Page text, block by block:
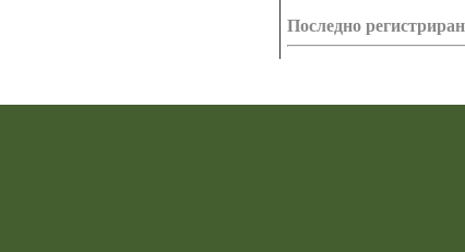
Последно регистриран